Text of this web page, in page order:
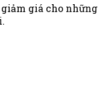
giá cho những